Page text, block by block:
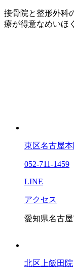
接骨院と整形外科
療が得意なめいほ
東区名古屋本
052-711-1459
LINE
アクセス
愛知県名古
北区上飯田院